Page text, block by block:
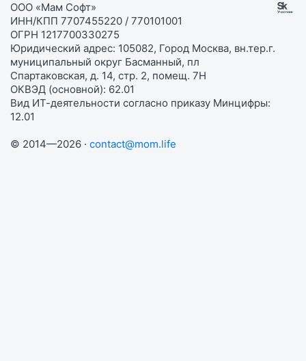
ООО «Мам Софт»
ИНН/КПП 7707455220 / 770101001
ОГРН 1217700330275
Юридический адрес: 105082, Город Москва, вн.тер.г.
муниципальный округ Басманный, пл
Спартаковская, д. 14, стр. 2, помещ. 7Н
ОКВЭД (основной): 62.01
Вид ИТ-деятельности согласно приказу Минцифры:
12.01
© 2014—2026 · contact@mom.life